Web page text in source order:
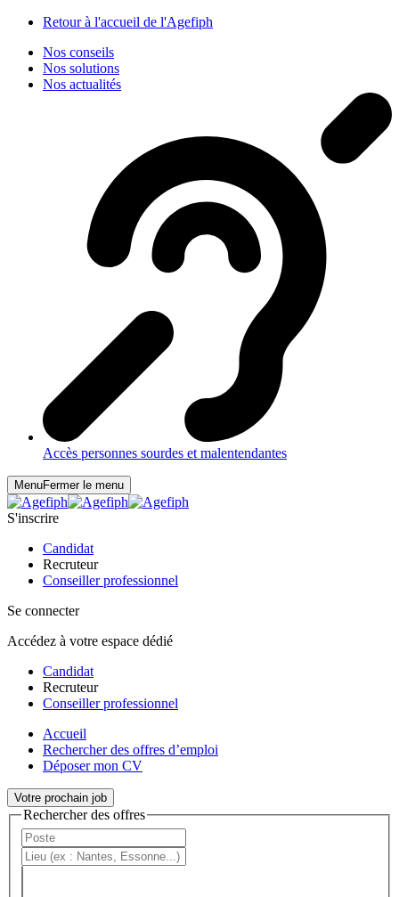
Retour à l'accueil de l'Agefiph
Nos conseils
Nos solutions
Nos actualités
Accès personnes sourdes et malentendantes
MenuFermer le menu
S'inscrire
Candidat
Recruteur
Conseiller professionnel
Se connecter
Accédez à votre espace dédié
Candidat
Recruteur
Conseiller professionnel
Accueil
Rechercher des offres d’emploi
Déposer mon CV
Votre prochain job
Rechercher des offres